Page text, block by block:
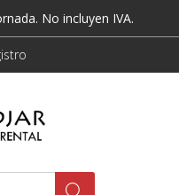
No incluyen IVA.